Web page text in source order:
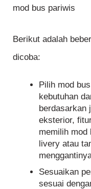
mod bus pariwis
Berikut adalah
dicoba:
Pilih mod
kebutuhan
berdasarkan
eksterior,
memilih mod
livery atau
Sesuaikan
sesuai